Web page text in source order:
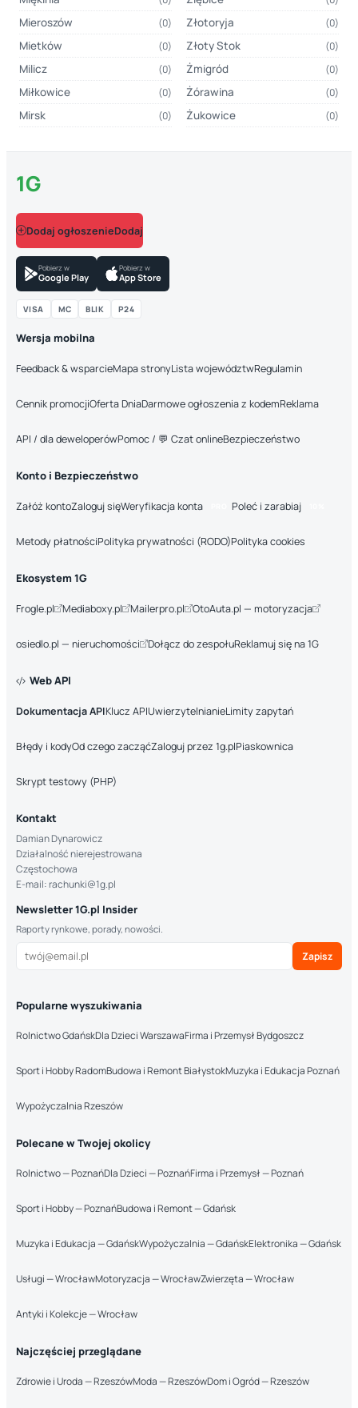
Mieroszów (0)
Mietków (0)
Milicz (0)
Miłkowice (0)
Mirsk (0)
Złotoryja (0)
Złoty Stok (0)
Żmigród (0)
Żórawina (0)
Żukowice (0)
1G
Dodaj ogłoszenie
Pobierz w
Google Play
Pobierz w
App Store
VISA MC BLIK P24
Wersja mobilna
Feedback & wsparcieMapa stronyLista województwRegulamin
Cennik promocjiOferta DniaDarmowe ogłoszenia z kodemReklama
API / dla deweloperówPomoc / 💬 Czat onlineBezpieczeństwo
Konto i Bezpieczeństwo
Załóż kontoZaloguj sięWeryfikacja konta Poleć i zarabiaj
Metody płatnościPolityka prywatności (RODO)Polityka cookies
Ekosystem 1G
Frogle.pl Mediaboxy.pl Mailerpro.pl OtoAuta.pl — motoryzacja
osiedlo.pl — nieruchomości Dołącz do zespołuReklamuj się na 1G
Web API
Dokumentacja APIKlucz APIUwierzytelnianieLimity zapytań
Błędy i kodyOd czego zacząćZaloguj przez 1g.plPiaskownica
Skrypt testowy (PHP)
Kontakt
Damian Dynarowicz
Działalność nierejestrowana
Częstochowa
E-mail: rachunki@1g.pl
Newsletter 1G.pl Insider
Raporty rynkowe, porady, nowości.
Zapisz
Popularne wyszukiwania
Rolnictwo GdańskDla Dzieci WarszawaFirma i Przemysł Bydgoszcz
Sport i Hobby RadomBudowa i Remont BiałystokMuzyka i Edukacja Poznań
Wypożyczalnia Rzeszów
Polecane w Twojej okolicy
Rolnictwo — PoznańDla Dzieci — PoznańFirma i Przemysł — Poznań
Sport i Hobby — PoznańBudowa i Remont — Gdańsk
Muzyka i Edukacja — GdańskWypożyczalnia — GdańskElektronika — Gdańsk
Usługi — WrocławMotoryzacja — WrocławZwierzęta — Wrocław
Antyki i Kolekcje — Wrocław
Najczęściej przeglądane
Zdrowie i Uroda — RzeszówModa — RzeszówDom i Ogród — Rzeszów